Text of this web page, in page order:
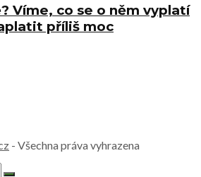
Víme, co se o něm vyplatí
příliš moc
- Všechna práva vyhrazena